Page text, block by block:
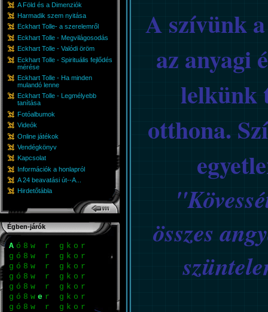
A Föld és a Dimenziók
Harmadik szem nyitása
Eckhart Tolle- a szerelemről
Eckhart Tolle - Megvilágosodás
Eckhart Tolle - Valódi öröm
Eckhart Tolle - Spirituális fejlődés
mérése
Eckhart Tolle - Ha minden
mulandó lenne
Eckhart Tolle - Legmélyebb
tanítása
Fotóalbumok
Videók
Online játékok
Vendégkönyv
Kapcsolat
Információk a honlapról
A 24 beavatási út--A...
Hirdetőtábla
Égben-járók
n } g b A á o á
n } g b A á o á
n } g b A á o á
n } g b A á o á
n } g b A b o á
n } g g e b A b o á
n } g b A b o á
A szívünk
az anyagi
lelkünk
otthona.
összes